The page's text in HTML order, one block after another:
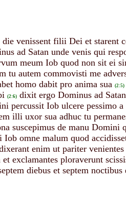
venissent filii Dei et starent
ad Satan unde venis qui
meum Iob quod non sit ei
tu autem commovisti me
homo dabit pro anima sua (2:5)
(2:6) dixit ergo Dominus ad
percussit Iob ulcere pessimo
illi uxor sua adhuc tu
suscepimus de manu
omne malum quod
enim ut pariter
exclamantes ploraverunt
diebus et septem